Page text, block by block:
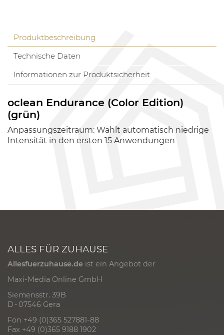
Produktbeschreibung
Technische Daten
Informationen zur Produktsicherheit
oclean Endurance (Color Edition)
(grün)
Anpassungszeitraum: Wählt automatisch niedrige
Intensität in den ersten 15 Anwendungen
ALLES FÜR ZUHAUSE
Allesfuerzuhause.de ist ein Angebot der
Maxi-Media Online GmbH
Siemensstr. 39B
D - 07546 Gera
Fon +49 (0)365 527881-88
Fax +49 (0)365 9188 1902